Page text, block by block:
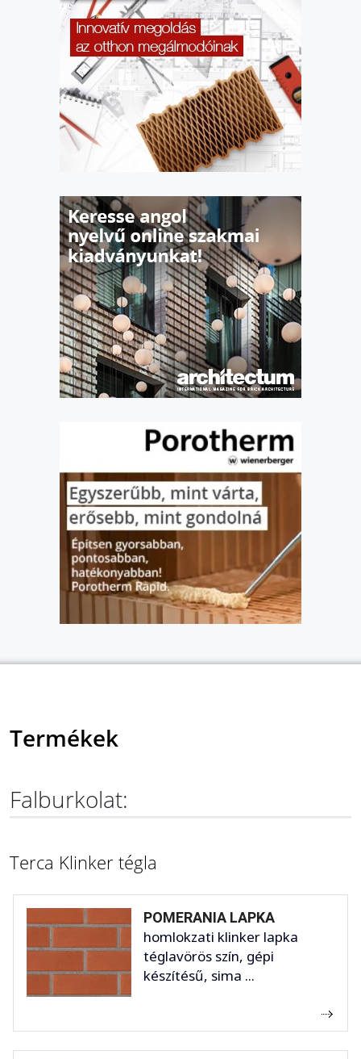
Termékek
Falburkolat:
Terca Klinker tégla
POMERANIA LAPKA
homlokzati klinker lapka
téglavörös szín, gépi
készítésű, sima ...